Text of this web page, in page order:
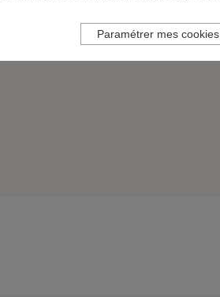
Paramétrer mes cookies